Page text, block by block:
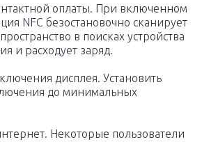
оплаты. При включенном
NFC безостановочно сканирует
в поисках устройства
и расходует заряд.
дисплея. Установить
до минимальных
Некоторые пользователи